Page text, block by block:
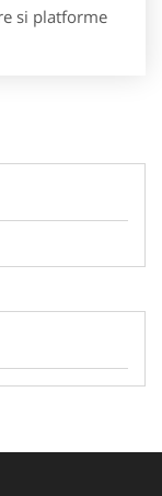
si platforme